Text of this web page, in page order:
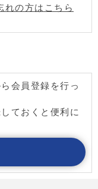
れの方はこちら
会員登録を行っ
ておくと便利に